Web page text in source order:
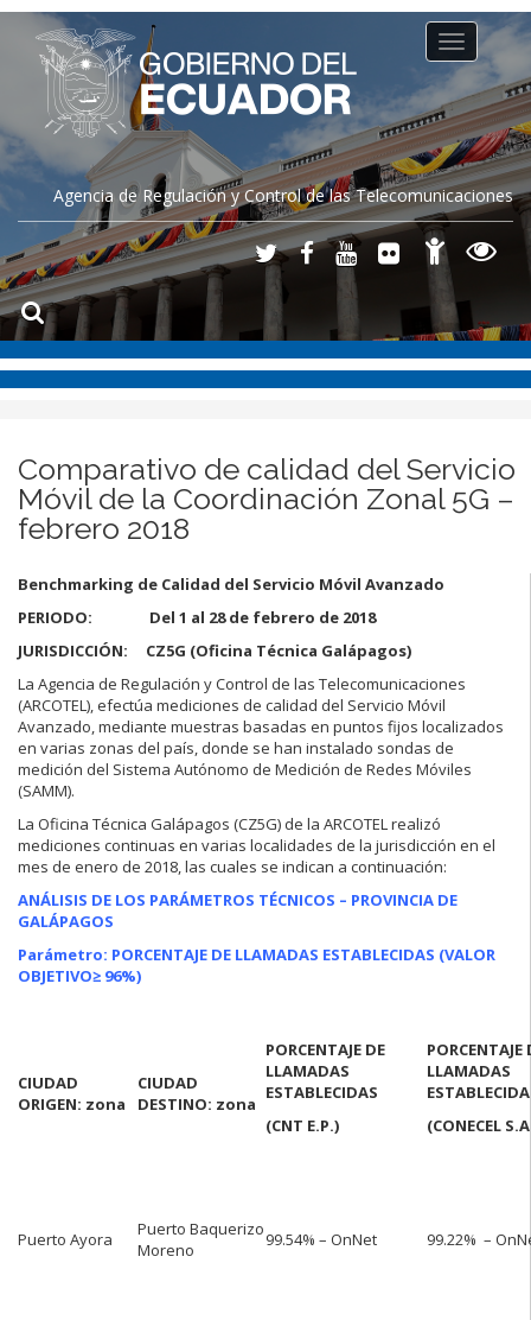
Agencia de Regulación y Control de las Telecomunicaciones
Toggle
navigation
Comparativo de calidad del Servicio
Móvil de la Coordinación Zonal 5G –
febrero 2018
Benchmarking de Calidad del Servicio Móvil Avanzado
PERIODO: Del 1 al 28 de febrero de 2018
JURISDICCIÓN: CZ5G (Oficina Técnica Galápagos)
La Agencia de Regulación y Control de las Telecomunicaciones
(ARCOTEL), efectúa mediciones de calidad del Servicio Móvil
Avanzado, mediante muestras basadas en puntos fijos localizados
en varias zonas del país, donde se han instalado sondas de
medición del Sistema Autónomo de Medición de Redes Móviles
(SAMM).
La Oficina Técnica Galápagos (CZ5G) de la ARCOTEL realizó
mediciones continuas en varias localidades de la jurisdicción en el
mes de enero de 2018, las cuales se indican a continuación:
ANÁLISIS DE LOS PARÁMETROS TÉCNICOS – PROVINCIA DE
GALÁPAGOS
Parámetro: PORCENTAJE DE LLAMADAS ESTABLECIDAS (VALOR
OBJETIVO≥ 96%)
CIUDAD
ORIGEN: zona
CIUDAD
DESTINO: zona
PORCENTAJE DE
LLAMADAS
ESTABLECIDAS
(CNT E.P.)
PORCENTAJE
LLAMADAS
(CONECEL
Puerto Ayora
Puerto Baquerizo
Moreno
99.54% – OnNet 99.22% –